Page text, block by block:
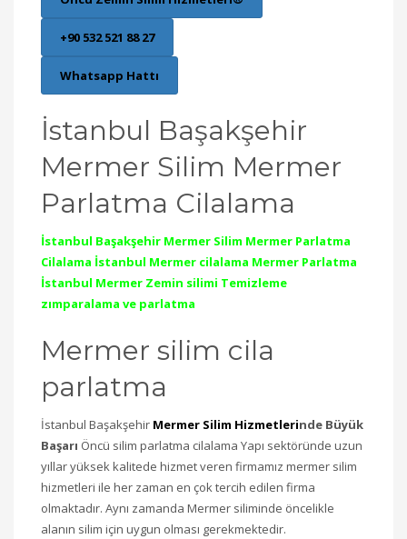
+90 532 521 88 27
Whatsapp Hattı
İstanbul Başakşehir
Mermer Silim Mermer
Parlatma Cilalama
İstanbul Başakşehir Mermer Silim Mermer Parlatma
Cilalama İstanbul Mermer cilalama Mermer Parlatma
İstanbul Mermer Zemin silimi Temizleme
zımparalama ve parlatma
Mermer silim cila
parlatma
İstanbul Başakşehir Mermer Silim Hizmetlerinde Büyük
Başarı Öncü silim parlatma cilalama Yapı sektöründe uzun
yıllar yüksek kalitede hizmet veren firmamız mermer silim
hizmetleri ile her zaman en çok tercih edilen firma
olmaktadır. Aynı zamanda Mermer siliminde öncelikle
alanın silim için uygun olması gerekmektedir.